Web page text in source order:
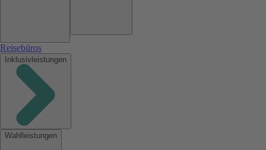
Reisebüros
Inklusivleistungen
Wahlleistungen